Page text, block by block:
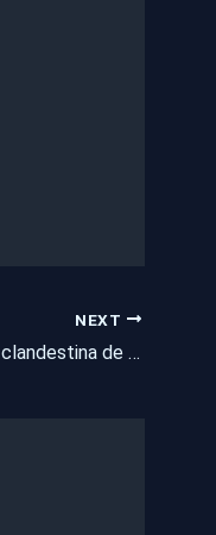
NEXT
PM fecha fábrica clandestina de armas no Ceará